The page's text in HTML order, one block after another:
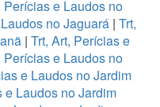
Perícias e Laudos no
no Jaguará | Trt,
| Trt, Art, Perícias e
Perícias e Laudos no
e Laudos no Jardim
e Laudos no Jardim